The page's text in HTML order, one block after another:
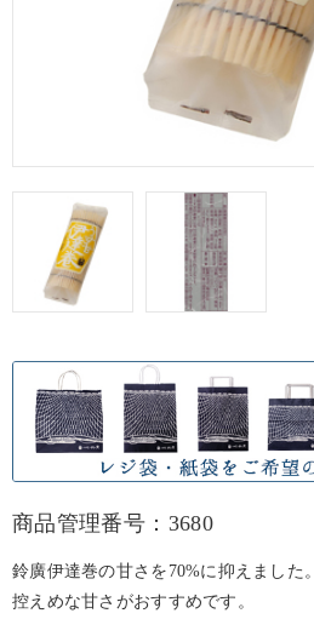
商品管理番号：3680
鈴廣伊達巻の甘さを70%に抑えました。
控えめな甘さがおすすめです。